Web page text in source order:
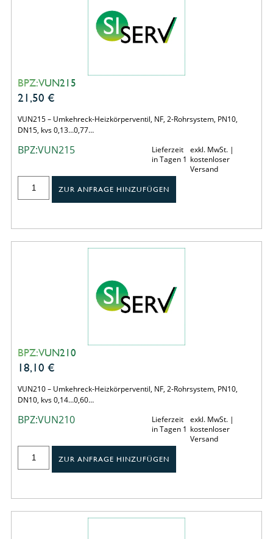
BPZ:VUN215
21,50 €
VUN215 – Umkehreck-Heizkörperventil, NF, 2-Rohrsystem, PN10,
DN15, kvs 0,13…0,77…
BPZ:VUN215
Lieferzeit
in Tagen 1
exkl. MwSt. |
kostenloser
Versand
ZUR ANFRAGE HINZUFÜGEN
BPZ:VUN210
18,10 €
VUN210 – Umkehreck-Heizkörperventil, NF, 2-Rohrsystem, PN10,
DN10, kvs 0,14…0,60…
BPZ:VUN210
Lieferzeit
in Tagen 1
exkl. MwSt. |
kostenloser
Versand
ZUR ANFRAGE HINZUFÜGEN